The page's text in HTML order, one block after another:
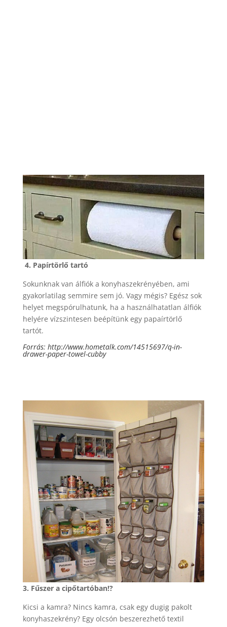
4. Papírtörlő tartó
Sokunknak van álfiók a konyhaszekrényében, ami
gyakorlatilag semmire sem jó. Vagy mégis? Egész sok
helyet megspórulhatunk, ha a használhatatlan álfiók
helyére vízszintesen beépítünk egy papaírtörlő
tartót.
Forrás: http://www.hometalk.com/14515697/q-in-
drawer-paper-towel-cubby
3. Fűszer a cipőtartóban!?
Kicsi a kamra? Nincs kamra, csak egy dugig pakolt
konyhaszekrény? Egy olcsón beszerezhető textil